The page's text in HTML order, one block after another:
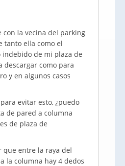
con la vecina del parking
tanto ella como el
indebido de mi plaza de
descargar como para
y en algunos casos
evitar esto, ¿puedo
de pared a columna
de plaza de
que entre la raya del
la columna hay 4 dedos